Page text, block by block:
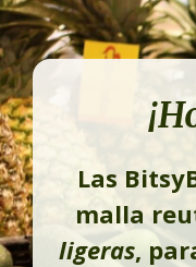
Las
malla
ligeras,